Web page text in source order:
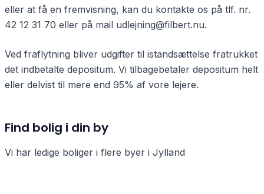
eller at få en fremvisning, kan du kontakte os på tlf. nr.
42 12 31 70 eller på mail udlejning@filbert.nu.
Ved fraflytning bliver udgifter til istandsættelse fratrukket
det indbetalte depositum. Vi tilbagebetaler depositum helt
eller delvist til mere end 95% af vore lejere.
Find bolig i din by
Vi har ledige boliger i flere byer i Jylland